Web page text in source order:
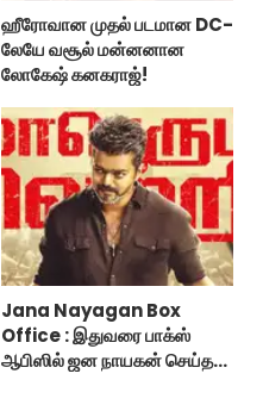
ஹீரோவான முதல் படமான DC-
லேயே வசூல் மன்னனான
லோகேஷ் கனகராஜ்!
Jana Nayagan Box
Office : இதுவரை பாக்ஸ்
ஆபிஸில் ஜன நாயகன் செய்த